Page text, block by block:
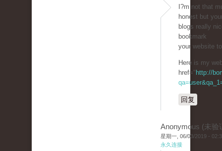
I?m not that
honest but
blogs really
bookmark
your website
Here is my
href=" http://
回复
Anonymous (未验
星期一, 06/03/2019 -
永久连接